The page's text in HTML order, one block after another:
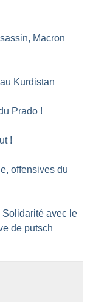
Macron
Kurdistan
Prado !
!
offensives du
Solidarité avec le
de putsch